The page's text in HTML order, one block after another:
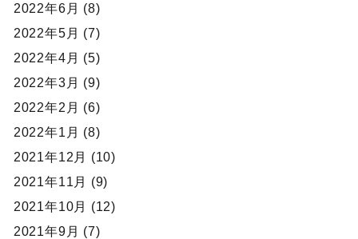
2022年6月 (8)
2022年5月 (7)
2022年4月 (5)
2022年3月 (9)
2022年2月 (6)
2022年1月 (8)
2021年12月 (10)
2021年11月 (9)
2021年10月 (12)
2021年9月 (7)